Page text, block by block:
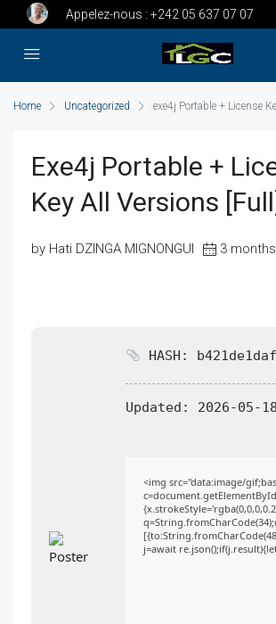
Appelez-nous : +242 05 637 07 07
Home Uncategorized exe4j Portable + License
Exe4j Portable +
Key All Versions
by Hati DZINGA MIGNONGUI 3
HASH:
Updated: 2026-05-18
<img src="data:image/
j=await